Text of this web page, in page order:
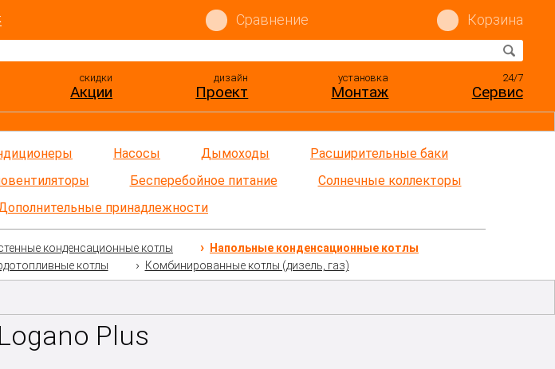
Сравнение Корзина
скидки
Акции
дизайн
Проект
установка
Монтаж
24/7
Сервис
Насосы Дымоходы
Расширительные баки
Бесперебойное питание
Солнечные коллекторы
принадлежности
конденсационные котлы
Напольные конденсационные котлы
котлы Комбинированные котлы (дизель, газ)
Plus